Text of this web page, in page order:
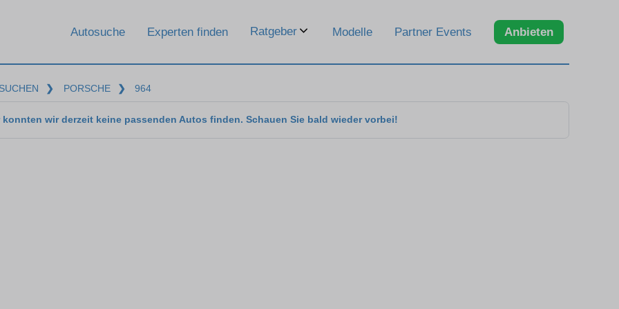
Autosuche Experten finden Ratgeber Modelle Partner Events Anbieten
❯ PORSCHE ❯ 964
konnten wir derzeit keine passenden Autos finden. Schauen Sie bald wieder vorbei!